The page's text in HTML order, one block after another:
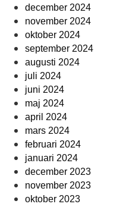
december 2024
november 2024
oktober 2024
september 2024
augusti 2024
juli 2024
juni 2024
maj 2024
april 2024
mars 2024
februari 2024
januari 2024
december 2023
november 2023
oktober 2023